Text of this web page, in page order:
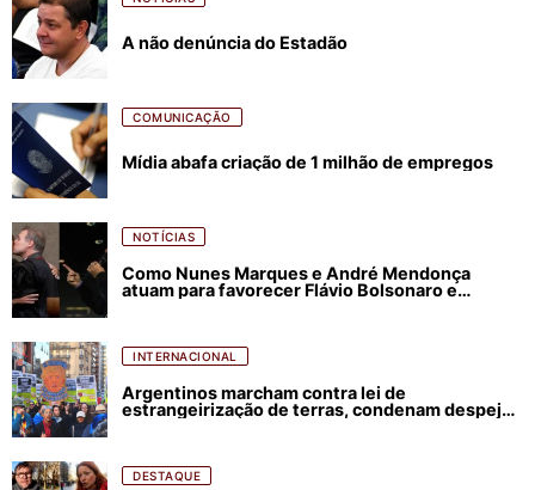
A não denúncia do Estadão
COMUNICAÇÃO
Mídia abafa criação de 1 milhão de empregos
NOTÍCIAS
Como Nunes Marques e André Mendonça
atuam para favorecer Flávio Bolsonaro e
INTERNACIONAL
Argentinos marcham contra lei de
estrangeirização de terras, condenam despejos
DESTAQUE